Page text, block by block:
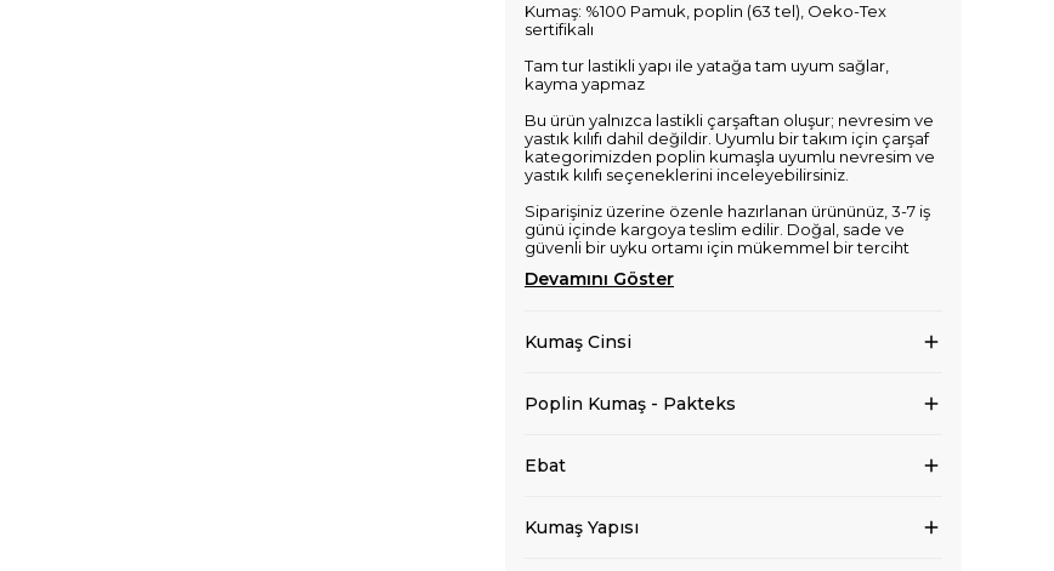
Kumaş: %100 Pamuk, poplin (63 tel), Oeko-Tex
sertifikalı
Tam tur lastikli yapı ile yatağa tam uyum sağlar,
kayma yapmaz
Bu ürün yalnızca lastikli çarşaftan oluşur; nevresim ve
yastık kılıfı dahil değildir. Uyumlu bir takım için çarşaf
kategorimizden poplin kumaşla uyumlu nevresim ve
yastık kılıfı seçeneklerini inceleyebilirsiniz.
Siparişiniz üzerine özenle hazırlanan ürününüz, 3-7 iş
günü içinde kargoya teslim edilir. Doğal, sade ve
güvenli bir uyku ortamı için mükemmel bir terciht
Devamını Göster
Kumaş Cinsi
Poplin Kumaş - Pakteks
Ebat
Kumaş Yapısı